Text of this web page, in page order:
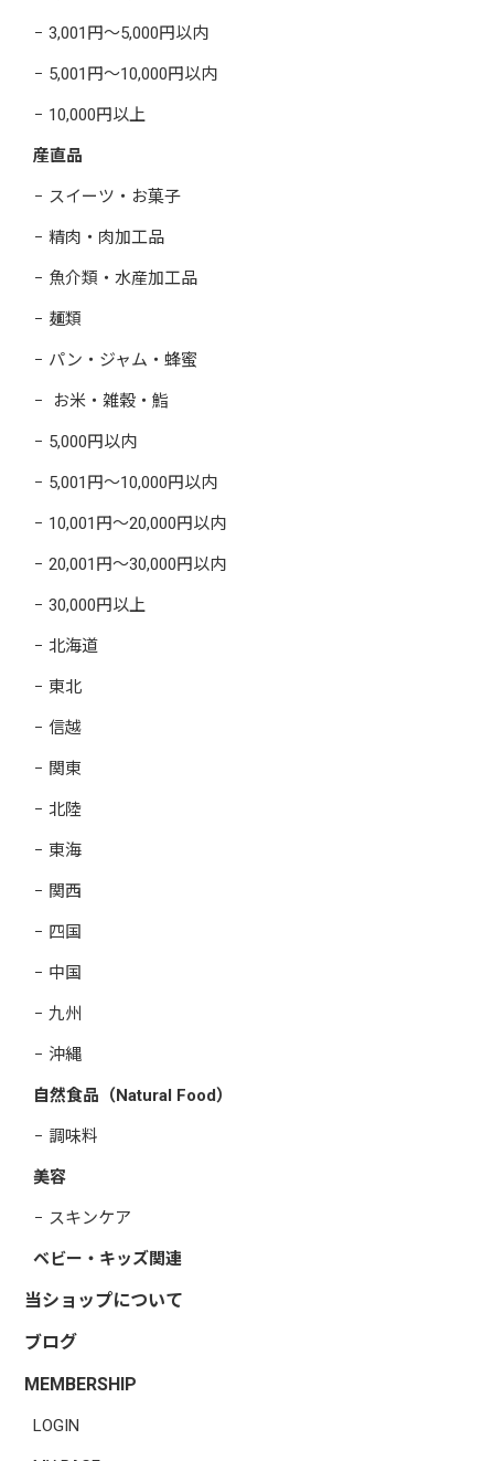
3,001円～5,000円以内
5,001円～10,000円以内
10,000円以上
産直品
スイーツ・お菓子
精肉・肉加工品
魚介類・水産加工品
麺類
パン・ジャム・蜂蜜
お米・雑穀・鮨
5,000円以内
5,001円～10,000円以内
10,001円～20,000円以内
20,001円～30,000円以内
30,000円以上
北海道
東北
信越
関東
北陸
東海
関西
四国
中国
九州
沖縄
自然食品（Natural Food）
調味料
美容
スキンケア
ベビー・キッズ関連
当ショップについて
ブログ
MEMBERSHIP
LOGIN